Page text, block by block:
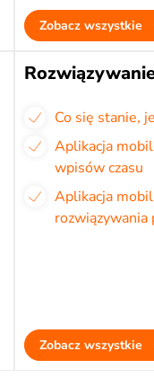
Zobacz wszystkie
Co się stanie,
Aplikacja
wpisów czasu
Aplikacja
Zobacz wszystkie